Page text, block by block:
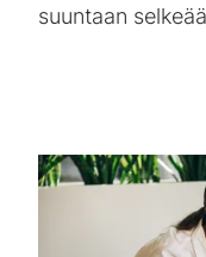
suuntaan